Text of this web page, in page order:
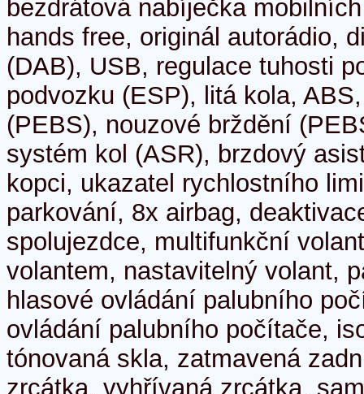
bezdrátová nabíječka
hands free, originál autorádio,
(DAB), USB, regulace tuhosti
podvozku (ESP), litá kola,
(PEBS), nouzové brždění
systém kol (ASR), brzdový
kopci, ukazatel rychlostního
parkování, 8x airbag,
spolujezdce, multifunkční
volantem, nastavitelný volant,
hlasové ovládání palubního
ovládání palubního počítače,
tónovaná skla, zatmavená
zrcátka, vyhřívaná zrcátka,